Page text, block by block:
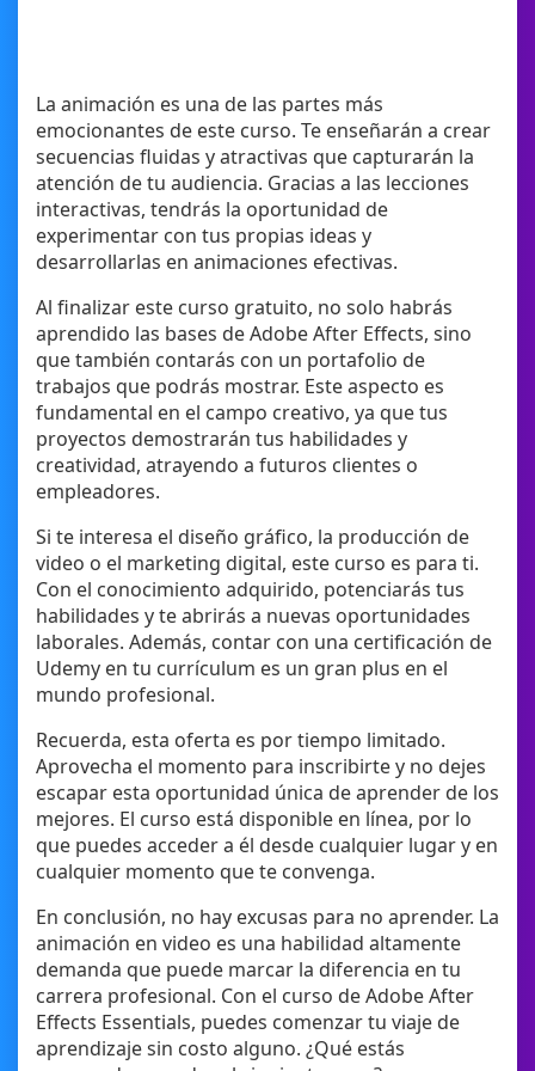
La animación es una de las partes más
emocionantes de este curso. Te enseñarán a crear
secuencias fluidas y atractivas que capturarán la
atención de tu audiencia. Gracias a las lecciones
interactivas, tendrás la oportunidad de
experimentar con tus propias ideas y
desarrollarlas en animaciones efectivas.
Al finalizar este curso gratuito, no solo habrás
aprendido las bases de Adobe After Effects, sino
que también contarás con un portafolio de
trabajos que podrás mostrar. Este aspecto es
fundamental en el campo creativo, ya que tus
proyectos demostrarán tus habilidades y
creatividad, atrayendo a futuros clientes o
empleadores.
Si te interesa el diseño gráfico, la producción de
video o el marketing digital, este curso es para ti.
Con el conocimiento adquirido, potenciarás tus
habilidades y te abrirás a nuevas oportunidades
laborales. Además, contar con una certificación de
Udemy en tu currículum es un gran plus en el
mundo profesional.
Recuerda, esta oferta es por tiempo limitado.
Aprovecha el momento para inscribirte y no dejes
escapar esta oportunidad única de aprender de los
mejores. El curso está disponible en línea, por lo
que puedes acceder a él desde cualquier lugar y en
cualquier momento que te convenga.
En conclusión, no hay excusas para no aprender. La
animación en video es una habilidad altamente
demanda que puede marcar la diferencia en tu
carrera profesional. Con el curso de Adobe After
Effects Essentials, puedes comenzar tu viaje de
aprendizaje sin costo alguno. ¿Qué estás